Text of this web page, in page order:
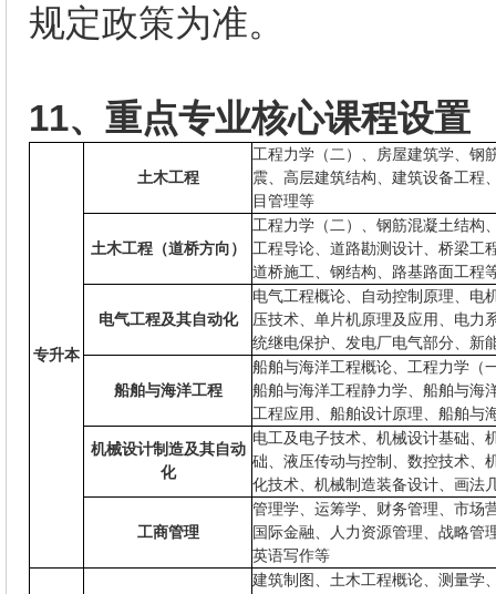
规定政策为准。
11、重点专业核心课程设置
专升本
土木工程
工程力学（二）、房屋建筑学、钢
震、高层建筑结构、建筑设备工程
目管理等
土木工程（道桥方向）
工程力学（二）、钢筋混凝土结构
工程导论、道路勘测设计、桥梁工
道桥施工、钢结构、路基路面工程
电气工程及其自动化
电气工程概论、自动控制原理、电
压技术、单片机原理及应用、电力
统继电保护、发电厂电气部分、新
船舶与海洋工程
船舶与海洋工程概论、工程力学（
船舶与海洋工程静力学、船舶与海
工程应用、船舶设计原理、船舶与
机械设计制造及其自动
化
电工及电子技术、机械设计基础、
础、液压传动与控制、数控技术、
化技术、机械制造装备设计、画法
工商管理
管理学、运筹学、财务管理、市场
国际金融、人力资源管理、战略管
英语写作等
建筑制图、土木工程概论、测量学